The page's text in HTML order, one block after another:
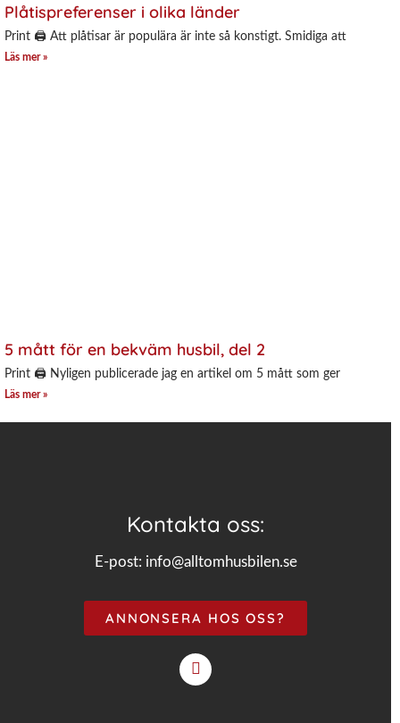
Plåtispreferenser i olika länder
Print 🖨 Att plåtisar är populära är inte så konstigt. Smidiga att
Läs mer »
5 mått för en bekväm husbil, del 2
Print 🖨 Nyligen publicerade jag en artikel om 5 mått som ger
Läs mer »
Kontakta oss:
E-post: info@alltomhusbilen.se
ANNONSERA HOS OSS?